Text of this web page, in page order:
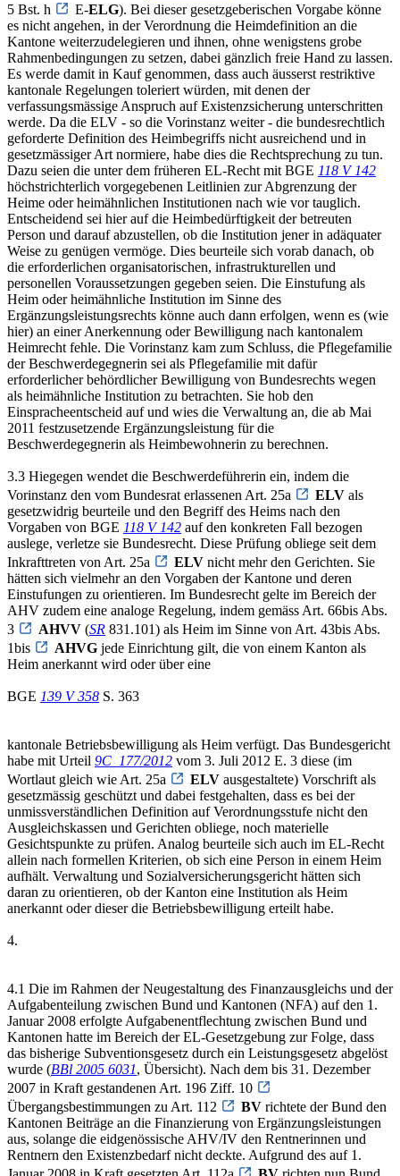
5 Bst. h
E-ELG). Bei dieser gesetzgeberischen Vorgabe könne
es nicht angehen, in der Verordnung die Heimdefinition an die
Kantone weiterzudelegieren und ihnen, ohne wenigstens grobe
Rahmenbedingungen zu setzen, dabei gänzlich freie Hand zu lassen.
Es werde damit in Kauf genommen, dass auch äusserst restriktive
kantonale Regelungen toleriert würden, mit denen der
verfassungsmässige Anspruch auf Existenzsicherung unterschritten
werde. Da die ELV - so die Vorinstanz weiter - die bundesrechtlich
geforderte Definition des Heimbegriffs nicht ausreichend und in
gesetzmässiger Art normiere, habe dies die Rechtsprechung zu tun.
Dazu seien die unter dem früheren EL-Recht mit BGE 118 V 142
höchstrichterlich vorgegebenen Leitlinien zur Abgrenzung der
Heime oder heimähnlichen Institutionen nach wie vor tauglich.
Entscheidend sei hier auf die Heimbedürftigkeit der betreuten
Person und darauf abzustellen, ob die Institution jener in adäquater
Weise zu genügen vermöge. Dies beurteile sich vorab danach, ob
die erforderlichen organisatorischen, infrastrukturellen und
personellen Voraussetzungen gegeben seien. Die Einstufung als
Heim oder heimähnliche Institution im Sinne des
Ergänzungsleistungsrechts könne auch dann erfolgen, wenn es (wie
hier) an einer Anerkennung oder Bewilligung nach kantonalem
Heimrecht fehle. Die Vorinstanz kam zum Schluss, die Pflegefamilie
der Beschwerdegegnerin sei als Pflegefamilie mit dafür
erforderlicher behördlicher Bewilligung von Bundesrechts wegen
als heimähnliche Institution zu betrachten. Sie hob den
Einspracheentscheid auf und wies die Verwaltung an, die ab Mai
2011 festzusetzende Ergänzungsleistung für die
Beschwerdegegnerin als Heimbewohnerin zu berechnen.
3.3 Hiegegen wendet die Beschwerdeführerin ein, indem die
Vorinstanz den vom Bundesrat erlassenen Art. 25a
ELV als
gesetzwidrig beurteile und den Begriff des Heims nach den
Vorgaben von BGE 118 V 142 auf den konkreten Fall bezogen
auslege, verletze sie Bundesrecht. Diese Prüfung obliege seit dem
Inkrafttreten von Art. 25a
ELV nicht mehr den Gerichten. Sie
hätten sich vielmehr an den Vorgaben der Kantone und deren
Einstufungen zu orientieren. Im Bundesrecht gelte im Bereich der
AHV zudem eine analoge Regelung, indem gemäss Art. 66bis Abs.
3
AHVV (SR 831.101) als Heim im Sinne von Art. 43bis Abs.
1bis
AHVG jede Einrichtung gilt, die von einem Kanton als
Heim anerkannt wird oder über eine
BGE 139 V 358 S. 363
kantonale Betriebsbewilligung als Heim verfügt. Das Bundesgericht
habe mit Urteil 9C_177/2012 vom 3. Juli 2012 E. 3 diese (im
Wortlaut gleich wie Art. 25a
ELV ausgestaltete) Vorschrift als
gesetzmässig geschützt und dabei festgehalten, dass es bei der
unmissverständlichen Definition auf Verordnungsstufe nicht den
Ausgleichskassen und Gerichten obliege, noch materielle
Gesichtspunkte zu prüfen. Analog beurteile sich auch im EL-Recht
allein nach formellen Kriterien, ob sich eine Person in einem Heim
aufhält. Verwaltung und Sozialversicherungsgericht hätten sich
daran zu orientieren, ob der Kanton eine Institution als Heim
anerkannt oder dieser die Betriebsbewilligung erteilt habe.
4.
4.1 Die im Rahmen der Neugestaltung des Finanzausgleichs und der
Aufgabenteilung zwischen Bund und Kantonen (NFA) auf den 1.
Januar 2008 erfolgte Aufgabenentflechtung zwischen Bund und
Kantonen hatte im Bereich der EL-Gesetzgebung zur Folge, dass
das bisherige Subventionsgesetz durch ein Leistungsgesetz abgelöst
wurde (BBl 2005 6031, Übersicht). Nach dem bis 31. Dezember
2007 in Kraft gestandenen Art. 196 Ziff. 10
Übergangsbestimmungen zu Art. 112
BV richtete der Bund den
Kantonen Beiträge an die Finanzierung von Ergänzungsleistungen
aus, solange die eidgenössische AHV/IV den Rentnerinnen und
Rentnern den Existenzbedarf nicht deckte. Aufgrund des auf 1.